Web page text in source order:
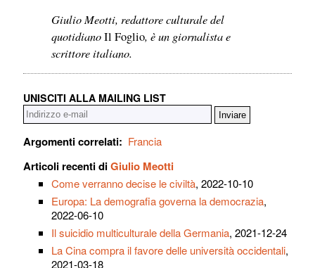
Giulio Meotti, redattore culturale del
quotidianoIl Foglio, è un giornalista e
scrittore italiano.
UNISCITI ALLA MAILING LIST
Argomenti correlati: Francia
Articoli recenti diGiulio Meotti
Come verranno decise le civiltà, 2022-10-10
Europa: La demografia governa la democrazia,
2022-06-10
Il suicidio multiculturale della Germania, 2021-12-24
La Cina compra il favore delle università occidentali,
2021-03-18